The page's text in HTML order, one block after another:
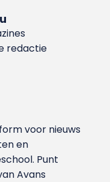
redactie
voor nieuws
en
Punt
Avans